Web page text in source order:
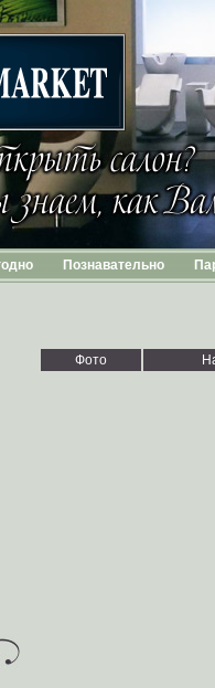
Познавательно
Фото